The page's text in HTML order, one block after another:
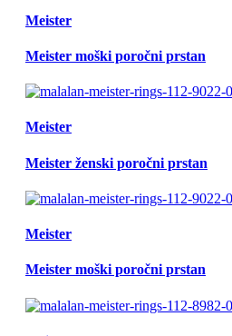
Meister
Meister moški poročni prstan
Meister
Meister ženski poročni prstan
Meister
Meister moški poročni prstan